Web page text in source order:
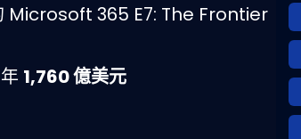
Microsoft 365 E7: The Frontier
1,760 億美元